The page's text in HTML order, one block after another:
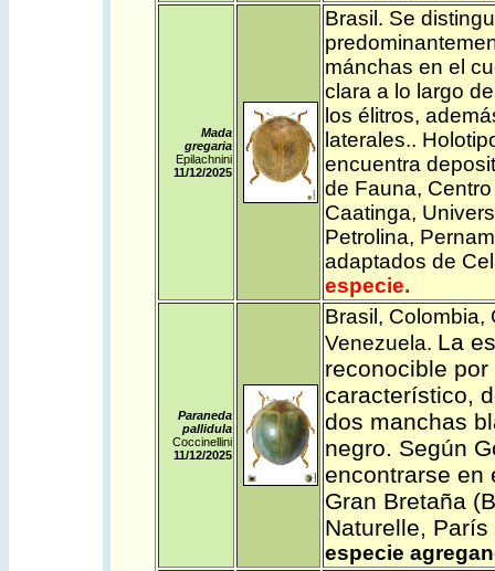
Mada
gregaria
Epilachnini
11/12/2025
Brasil . Se
mánchas en el
clara a lo largo
los élitros,
laterales..
encuentra
de Fauna,
Caatinga,
Petrolina,
adaptados de
especie.
Paraneda
pallidula
Coccinellini
11/12/2025
Brasil , Colombia,
Venezuela. La
reconocible
característico,
dos manchas
negro. Según
encontrarse en
Gran Bretaña
Naturelle, París
especie